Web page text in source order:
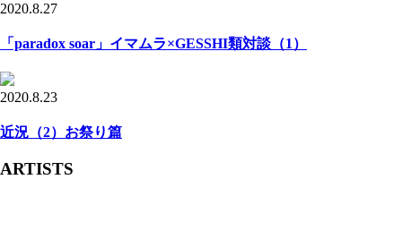
2020.8.27
「paradox soar」イマムラ×GESSHI類対談（1）
2020.8.23
近況（2）お祭り篇
ARTISTS